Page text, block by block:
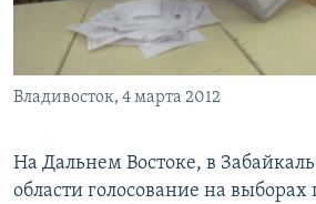
СОЦИАЛЬНЫЕ СЕТИ
Все сайты РСЕ/РС
Владивосток, 4 марта 2012
На Дальнем Востоке, в
области голосование на выборах